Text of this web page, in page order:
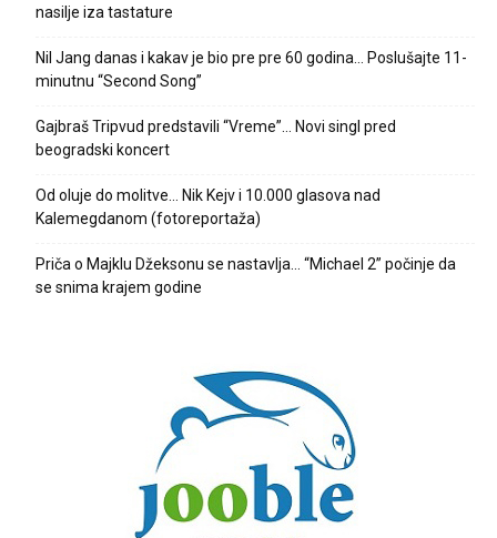
nasilje iza tastature
Nil Jang danas i kakav je bio pre pre 60 godina… Poslušajte 11-
minutnu “Second Song”
Gajbraš Tripvud predstavili “Vreme”… Novi singl pred
beogradski koncert
Od oluje do molitve… Nik Kejv i 10.000 glasova nad
Kalemegdanom (fotoreportaža)
Priča o Majklu Džeksonu se nastavlja… “Michael 2” počinje da
se snima krajem godine